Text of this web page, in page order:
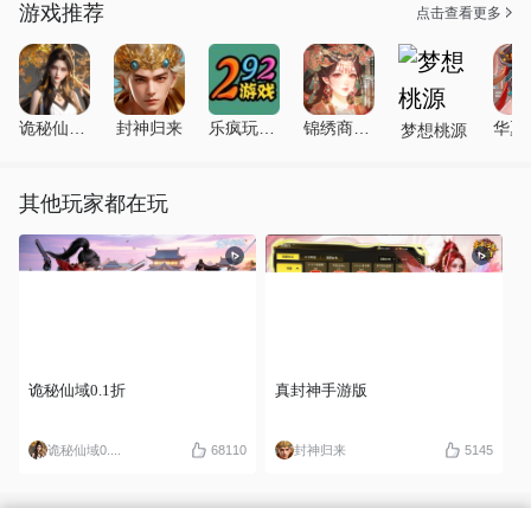
游戏推荐 点击查看更多
封神归来 梦想桃源
其他玩家都在玩
诡秘仙域0.1折
诡秘仙域0.... 68110
真封神手游版
封神归来 5145